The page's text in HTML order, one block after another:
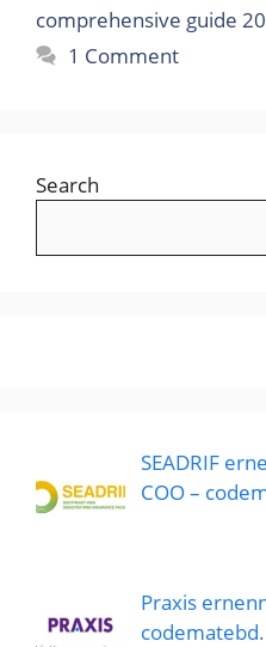
comprehensive guide
1 Comment
Search
SEADRIF
COO –
Praxis